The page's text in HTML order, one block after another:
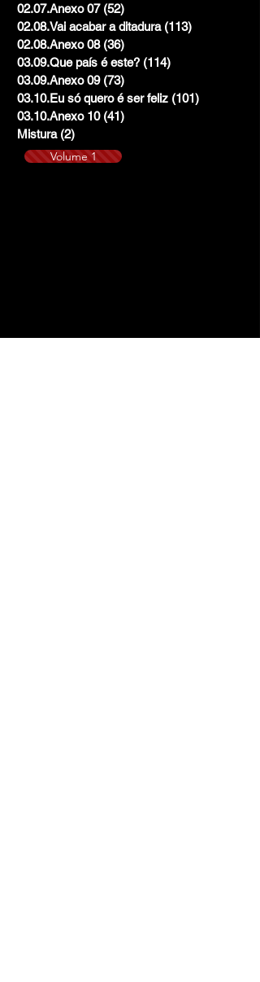
02.07.Anexo 07 (52)
02.08.Vai acabar a ditadura (113)
02.08.Anexo 08 (36)
03.09.Que país é este? (114)
03.09.Anexo 09 (73)
03.10.Eu só quero é ser feliz (101)
03.10.Anexo 10 (41)
Mistura (2)
Volume 1